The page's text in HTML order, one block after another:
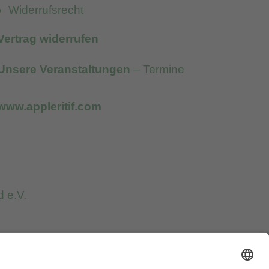
Widerrufsrecht
widerrufen
Veranstaltungen – Termine